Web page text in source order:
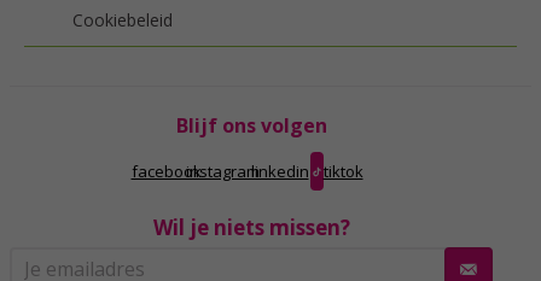
Cookiebeleid
Blijf ons volgen
facebookinstagramlinkedin tiktok
Wil je niets missen?